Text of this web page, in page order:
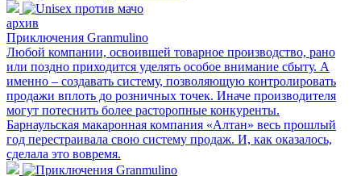
архив
Приключения Granmulino
Любой компании, освоившей товарное производство, рано
или поздно приходится уделять особое внимание сбыту. А
именно – создавать систему, позволяющую контролировать
продажи вплоть до розничных точек. Иначе производителя
могут потеснить более расторопные конкуренты.
Барнаульская макаронная компания «Алтан» весь прошлый
год перестраивала свою систему продаж. И, как оказалось,
сделала это вовремя.